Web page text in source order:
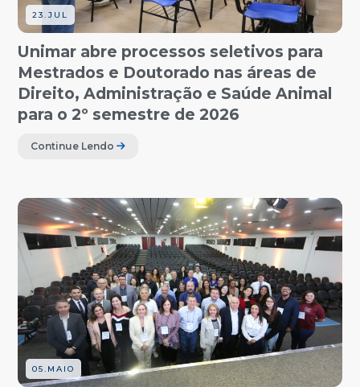
23.JUL
Unimar abre processos seletivos para
Mestrados e Doutorado nas áreas de
Direito, Administração e Saúde Animal
para o 2º semestre de 2026
Continue Lendo
05.MAIO